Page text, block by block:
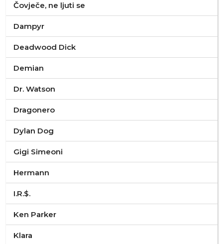
Čovječe, ne ljuti se
Dampyr
Deadwood Dick
Demian
Dr. Watson
Dragonero
Dylan Dog
Gigi Simeoni
Hermann
I.R.$.
Ken Parker
Klara